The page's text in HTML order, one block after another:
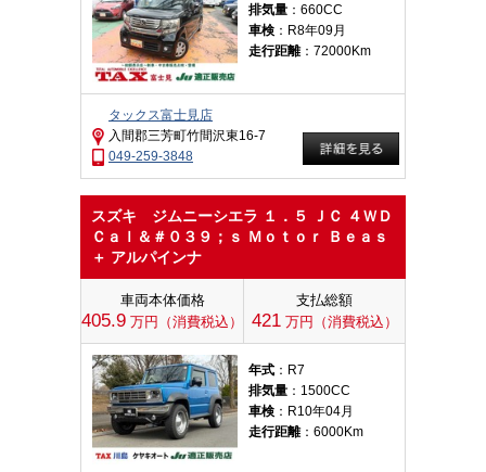
排気量 ：660CC
車検 ：R8年09月
走行距離：72000Km
タックス富士見店
入間郡三芳町竹間沢東16-7
049-259-3848
スズキ ジムニーシエラ １．５ ＪＣ ４ＷＤ
Ｃａｌ＆＃０３９；ｓ Ｍｏｔｏｒ Ｂｅａｓ
＋ アルパインナ
車両本体価格
405.9 万円（消費税込）
支払総額
421万円（消費税込）
年式 ：R7
排気量 ：1500CC
車検 ：R10年04月
走行距離：6000Km